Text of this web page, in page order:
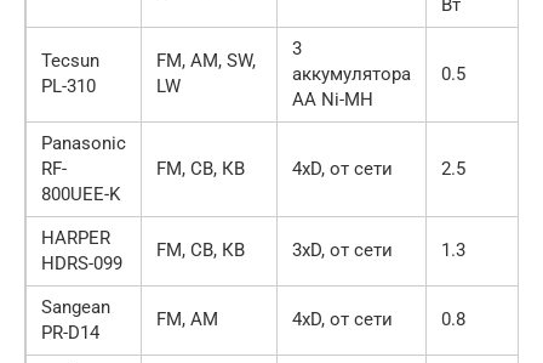
Вт
Tecsun
PL-310
FM, AM, SW,
LW
3
аккумулятора
AA Ni-MH
0.5
Panasonic
RF-
800UEE-K
FM, СВ, КВ 4xD, от сети 2.5
HARPER
HDRS-099
FM, СВ, КВ 3xD, от сети 1.3
Sangean
PR-D14
FM, AM 4xD, от сети 0.8